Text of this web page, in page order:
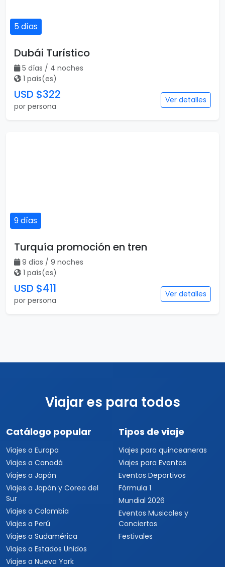
5 días
Dubái Turístico
5 días / 4 noches
1 país(es)
USD $322
por persona
Ver detalles
9 días
Turquía promoción en tren
9 días / 9 noches
1 país(es)
USD $411
por persona
Ver detalles
Viajar es para todos
Catálogo popular
Viajes a Europa
Viajes a Canadá
Viajes a Japón
Viajes a Japón y Corea del
Sur
Viajes a Colombia
Viajes a Perú
Viajes a Sudamérica
Viajes a Estados Unidos
Viajes a Nueva York
Tipos de viaje
Viajes para quinceaneras
Viajes para Eventos
Eventos Deportivos
Fórmula 1
Mundial 2026
Eventos Musicales y
Conciertos
Festivales